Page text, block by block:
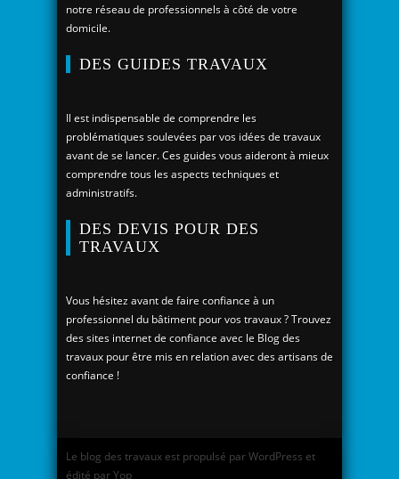
notre réseau de professionnels à côté de votre
domicile.
DES GUIDES TRAVAUX
Il est indispensable de comprendre les
problématiques soulevées par vos idées de travaux
avant de se lancer. Ces guides vous aideront à mieux
comprendre tous les aspects techniques et
administratifs.
DES DEVIS POUR DES
TRAVAUX
Vous hésitez avant de faire confiance à un
professionnel du bâtiment pour vos travaux ? Trouvez
des sites internet de confiance avec le Blog des
travaux pour être mis en relation avec des artisans de
confiance !
Le blog des travaux est propulsé par WordPress et
édité par Yop